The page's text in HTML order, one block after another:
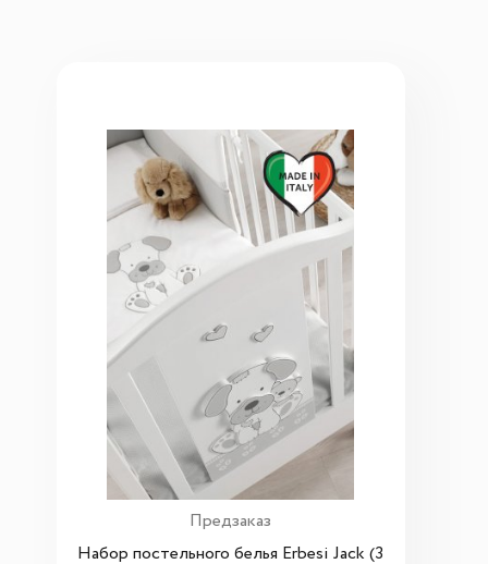
Предзаказ
Набор постельного белья Erbesi Jack (3